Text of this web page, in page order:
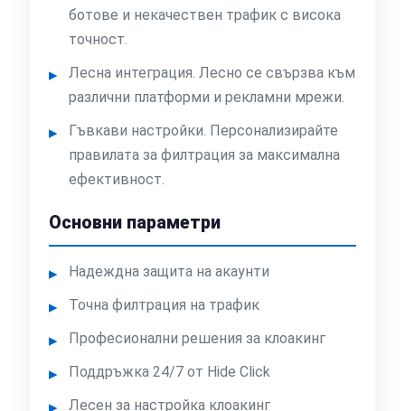
ботове и некачествен трафик с висока
точност.
Лесна интеграция. Лесно се свързва към
различни платформи и рекламни мрежи.
Гъвкави настройки. Персонализирайте
правилата за филтрация за максимална
ефективност.
Основни параметри
Надеждна защита на акаунти
Точна филтрация на трафик
Професионални решения за клоакинг
Поддръжка 24/7 от Hide Click
Лесен за настройка клоакинг